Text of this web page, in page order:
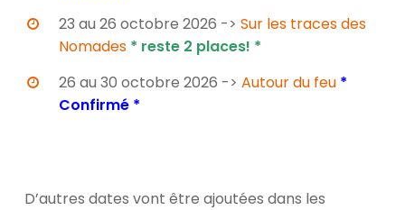
23 au 26 octobre 2026 -> Sur les traces des
Nomades * reste 2 places! *
26 au 30 octobre 2026 -> Autour du feu *
Confirmé *
D’autres dates vont être ajoutées dans les